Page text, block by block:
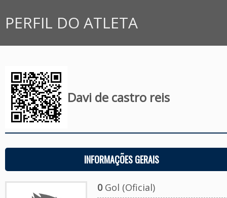
PERFIL DO ATLETA
Davi de castro reis
INFORMAÇÕES GERAIS
0Gol (Oficial)